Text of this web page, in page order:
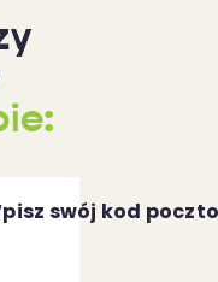
swój kod